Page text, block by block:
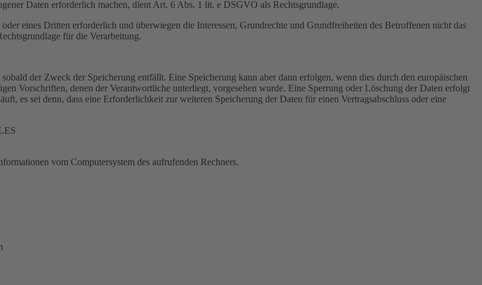
Daten erforderlich machen, dient Art. 6 Abs. 1 lit. e DSGVO als Rechtsgrundlage.
eines Dritten erforderlich und überwiegen die Interessen, Grundrechte und Grundfreiheiten des Betroffenen nicht das
für die Verarbeitung.
der Zweck der Speicherung entfällt. Eine Speicherung kann aber dann erfolgen, wenn dies durch den europäischen
Vorschriften, denen der Verantwortliche unterliegt, vorgesehen wurde. Eine Sperrung oder Löschung der Daten erfolgt
es sei denn, dass eine Erforderlichkeit zur weiteren Speicherung der Daten für einen Vertragsabschluss oder eine
vom Computersystem des aufrufenden Rechners.